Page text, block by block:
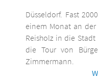
Düsseldorf. Fast
einem Monat an der
Reisholz in die
die Tour von
Zimmermann.